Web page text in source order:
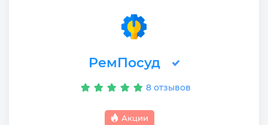
РемПосуд
8 отзывов
Акции